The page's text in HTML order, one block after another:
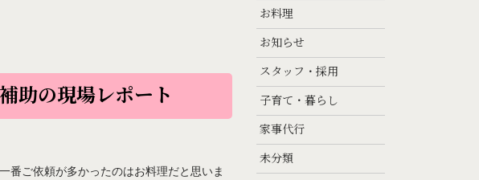
助の現場レポート
番ご依頼が多かったのはお料理だと思いま
お料理
お知らせ
スタッフ・採用
子育て・暮らし
家事代行
未分類